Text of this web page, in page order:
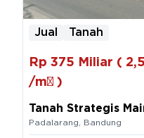
Jual Tanah
Rp 375 Miliar (
/m² )
Tanah Strategis
Jl. Nasional di
Padalarang Bandung